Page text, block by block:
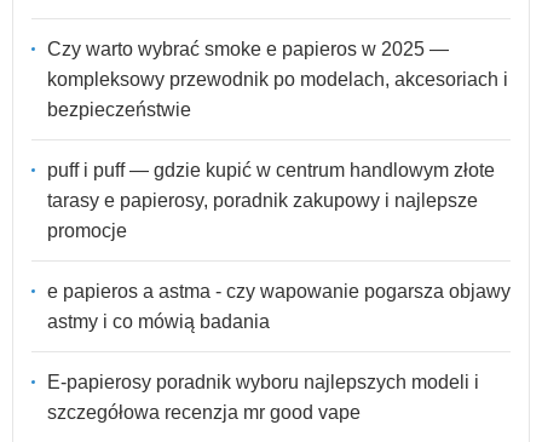
Czy warto wybrać smoke e papieros w 2025 —
kompleksowy przewodnik po modelach, akcesoriach i
bezpieczeństwie
puff i puff — gdzie kupić w centrum handlowym złote
tarasy e papierosy, poradnik zakupowy i najlepsze
promocje
e papieros a astma - czy wapowanie pogarsza objawy
astmy i co mówią badania
E-papierosy poradnik wyboru najlepszych modeli i
szczegółowa recenzja mr good vape